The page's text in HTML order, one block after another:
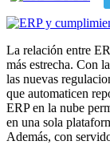
La relación entre
más estrecha. Con
las nuevas
que automaticen
ERP en la nube
en una sola
Además, con